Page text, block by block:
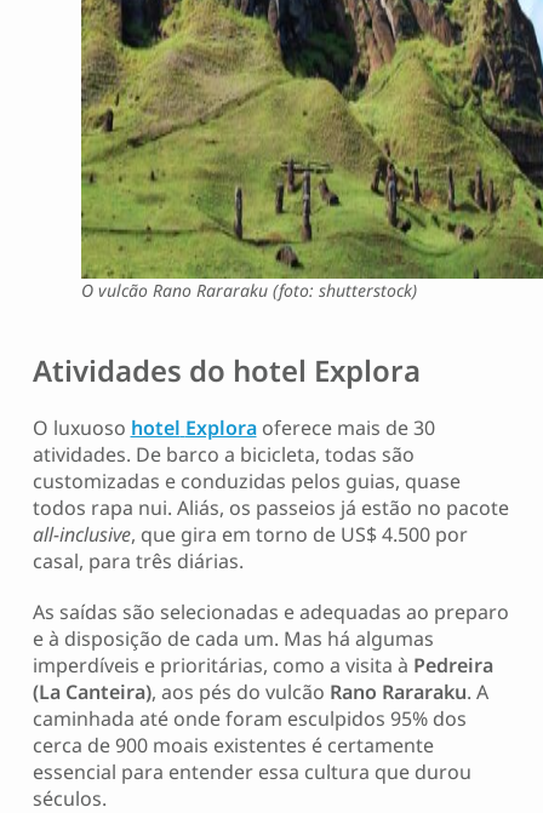
O vulcão Rano Rararaku (foto: shutterstock)
Atividades do hotel Explora
O luxuoso hotel Exploraoferece mais de 30
atividades. De barco a bicicleta, todas são
customizadas e conduzidas pelos guias, quase
todos rapa nui. Aliás, os passeios já estão no pacote
all-inclusive, que gira em torno de US$ 4.500 por
casal, para três diárias.
As saídas são selecionadas e adequadas ao preparo
e à disposição de cada um. Mas há algumas
imperdíveis e prioritárias, como a visita à Pedreira
(La Canteira), aos pés do vulcão Rano Rararaku. A
caminhada até onde foram esculpidos 95% dos
cerca de 900 moais existentes é certamente
essencial para entender essa cultura que durou
séculos.